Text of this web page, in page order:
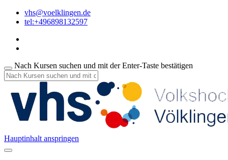
vhs@voelklingen.de
tel:+496898132597
Nach Kursen suchen und mit der Enter-Taste bestätigen
Hauptinhalt anspringen